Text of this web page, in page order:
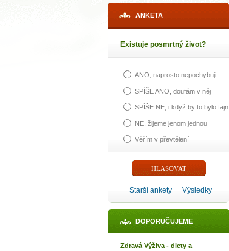
ANKETA
Existuje posmrtný život?
ANO, naprosto nepochybuji
SPÍŠE ANO, doufám v něj
SPÍŠE NE, i když by to bylo fajn
NE, žijeme jenom jednou
Věřím v převtělení
Starší ankety Výsledky
DOPORUČUJEME
Zdravá Výživa - diety a